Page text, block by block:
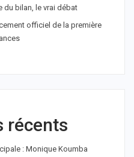
du bilan, le vrai débat
officiel de la première
récents
: Monique Koumba